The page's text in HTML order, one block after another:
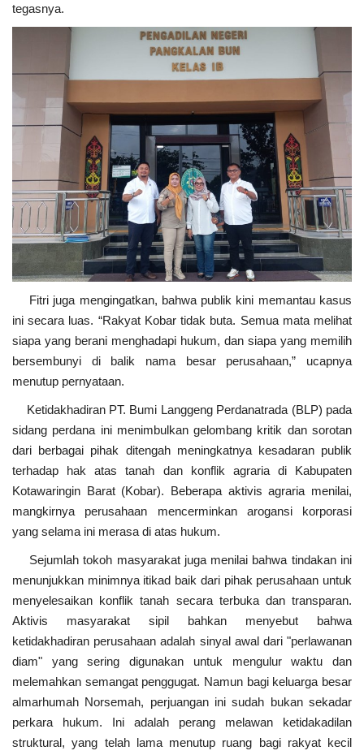
tegasnya.
Fitri juga mengingatkan, bahwa publik kini memantau kasus
ini secara luas. “Rakyat Kobar tidak buta. Semua mata melihat
siapa yang berani menghadapi hukum, dan siapa yang memilih
bersembunyi di balik nama besar perusahaan,” ucapnya
menutup pernyataan.
Ketidakhadiran PT. Bumi Langgeng Perdanatrada (BLP) pada
sidang perdana ini menimbulkan gelombang kritik dan sorotan
dari berbagai pihak ditengah meningkatnya kesadaran publik
terhadap hak atas tanah dan konflik agraria di Kabupaten
Kotawaringin Barat (Kobar). Beberapa aktivis agraria menilai,
mangkirnya perusahaan mencerminkan arogansi korporasi
yang selama ini merasa di atas hukum.
Sejumlah tokoh masyarakat juga menilai bahwa tindakan ini
menunjukkan minimnya itikad baik dari pihak perusahaan untuk
menyelesaikan konflik tanah secara terbuka dan transparan.
Aktivis masyarakat sipil bahkan menyebut bahwa
ketidakhadiran perusahaan adalah sinyal awal dari "perlawanan
diam" yang sering digunakan untuk mengulur waktu dan
melemahkan semangat penggugat. Namun bagi keluarga besar
almarhumah Norsemah, perjuangan ini sudah bukan sekadar
perkara hukum. Ini adalah perang melawan ketidakadilan
struktural, yang telah lama menutup ruang bagi rakyat kecil